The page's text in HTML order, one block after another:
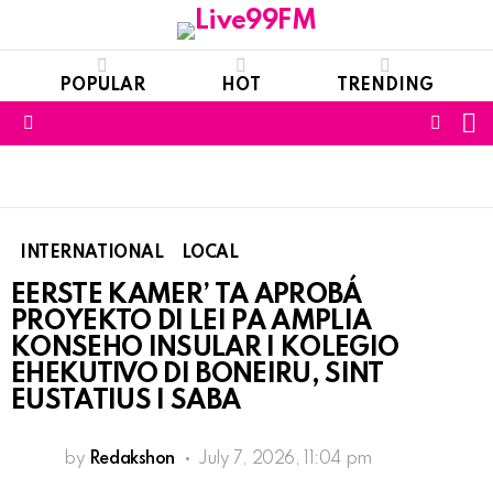
POPULAR HOT TRENDING
INTERNATIONAL LOCAL
EERSTE KAMER’ TA APROBÁ
PROYEKTO DI LEI PA AMPLIA
KONSEHO INSULAR I KOLEGIO
EHEKUTIVO DI BONEIRU, SINT
EUSTATIUS I SABA
by Redakshon July 7, 2026, 11:04 pm